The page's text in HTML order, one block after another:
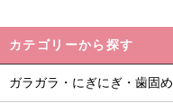
カテゴリーから探す
ガラガラ・にぎにぎ・歯固め